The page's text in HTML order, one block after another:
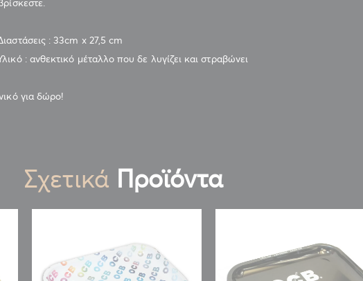
: 33cm x 27,5 cm
: ανθεκτικό μέταλλο που δε λυγίζει και στραβώνει
για δώρο!
Σχετικά Προϊόντα